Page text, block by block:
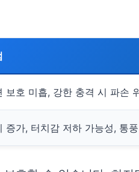
보호 미흡, 강한 충격 시 파손
증가, 터치감 저하 가능성, 통